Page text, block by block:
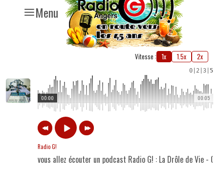
Menu
Vitesse : 1x 1.5x 2x
0 2 3 5
00:05
00:00
Radio G!
vous allez écouter un podcast Radio G! : La Drôle de Vie -